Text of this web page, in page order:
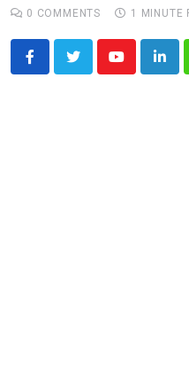
0 COMMENTS 1 MINUTE
Youtube